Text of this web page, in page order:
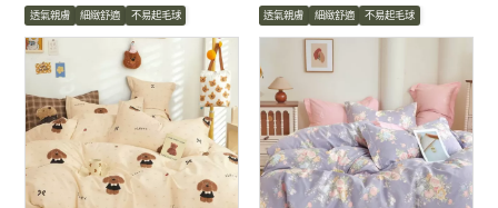
透氣親膚 細緻舒適 不易起毛球 透氣親膚 細緻舒適 不易起毛球